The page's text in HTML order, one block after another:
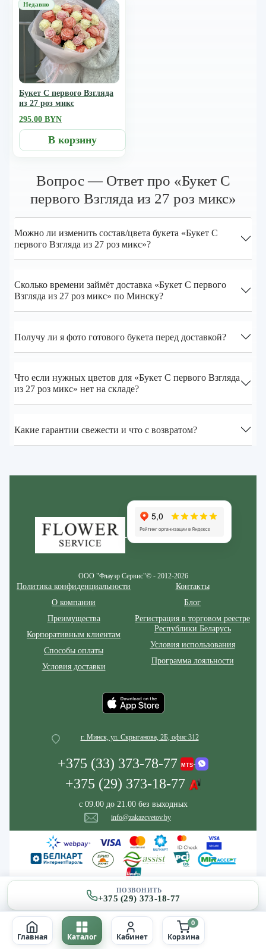
ПОЗВОНИТЬ
+375 (29) 373-18-77
Главная Каталог Кабинет Корзина
0
Букет С первого Взгляда
из 27 роз микс
295.00 BYN
В корзину
Вопрос — Ответ про «Букет С
первого Взгляда из 27 роз микс»
Можно ли изменить состав/цвета букета «Букет С
первого Взгляда из 27 роз микс»?
Сколько времени займёт доставка «Букет С первого
Взгляда из 27 роз микс» по Минску?
Получу ли я фото готового букета перед доставкой?
Что если нужных цветов для «Букет С первого Взгляда
из 27 роз микс» нет на складе?
Какие гарантии свежести и что с возвратом?
ООО "Флауэр Сервис"© - 2012-2026
Политика конфиденциальности
О компании
Преимущества
Корпоративным клиентам
Способы оплаты
Условия доставки
Контакты
Блог
Регистрация в торговом реестре
Республики Беларусь
Условия использования
Программа лояльности
г. Минск, ул. Скрыганова, 2Б, офис 312
+375 (33) 373-78-77
+375 (29) 373-18-77
с 09.00 до 21.00 без выходных
info@zakazcvetov.by